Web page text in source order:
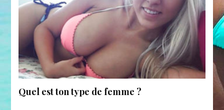
Quel est ton type de femme ?